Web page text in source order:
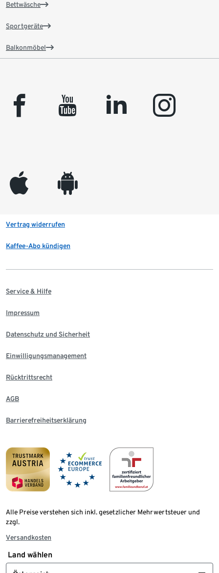
Bettwäsche
Sportgeräte
Balkonmöbel
facebook youtube linkedin instagram
appleinc android
Vertrag widerrufen
Kaffee-Abo kündigen
Service & Hilfe
Impressum
Datenschutz und Sicherheit
Einwilligungsmanagement
Rücktrittsrecht
AGB
Barrierefreiheitserklärung
Alle Preise verstehen sich inkl. gesetzlicher Mehrwertsteuer und
zzgl.
Versandkosten
Land wählen